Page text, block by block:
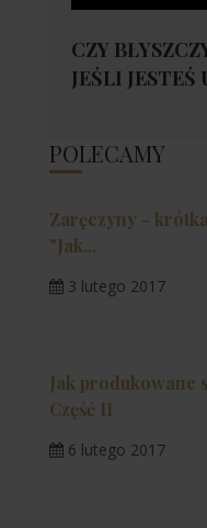
CZY
JEŚLI JESTEŚ
POLECAMY
Zaręczyny -
"Jak...
3 lutego 2017
Jak produkowane
Część II
6 lutego 2017